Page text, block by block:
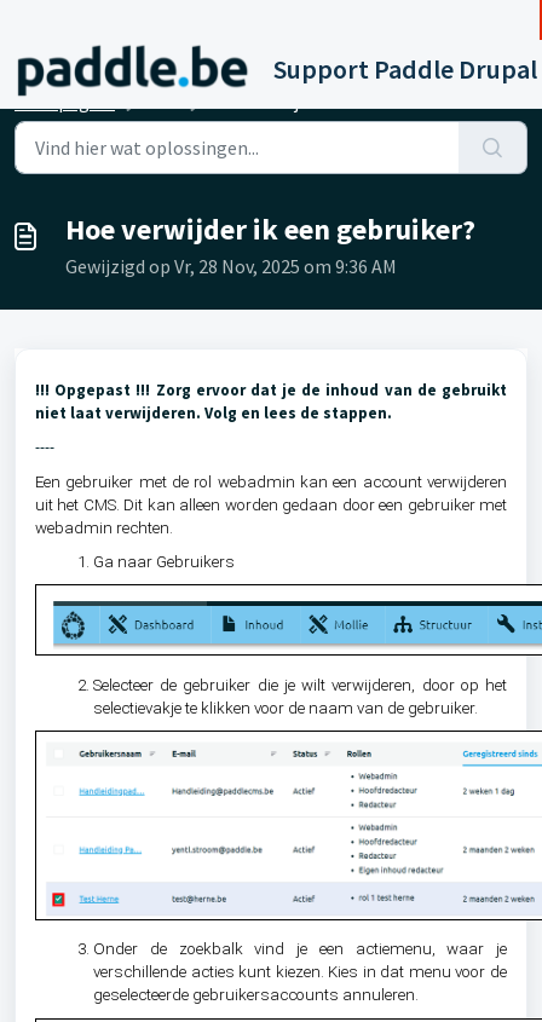
Doorgaan naar hoofdinhoud
Support Paddle Drupal
Startpagina
Hoe verwijder ik een gebruiker?
Gewijzigd op Vr, 28 Nov, 2025 om 9:36 AM
!!! Opgepast !!! Zorg ervoor dat je de inhoud van de gebruikt
niet laat verwijderen. Volg en lees de stappen.
----
Een gebruiker met de rol webadmin kan een account verwijderen
uit het CMS. Dit kan alleen worden gedaan door een gebruiker met
webadmin rechten.
Ga naar Gebruikers
Selecteer de gebruiker die je wilt verwijderen, door op het
selectievakje te klikken voor de naam van de gebruiker.
Onder de zoekbalk vind je een actiemenu, waar je
verschillende acties kunt kiezen. Kies in dat menu voor de
geselecteerde gebruikersaccounts annuleren.